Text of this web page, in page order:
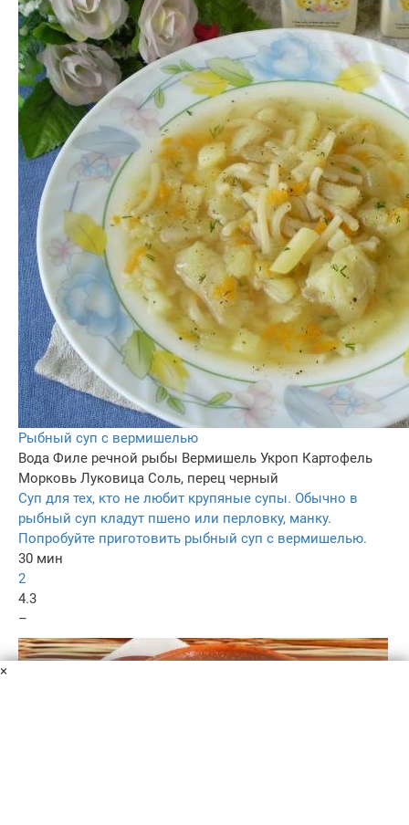
Рыбный суп с вермишелью
Вода Филе речной рыбы Вермишель Укроп Картофель
Морковь Луковица Соль, перец черный
Суп для тех, кто не любит крупяные супы. Обычно в
рыбный суп кладут пшено или перловку, манку.
Попробуйте приготовить рыбный суп с вермишелью.
30 мин
2
4.3
–
×